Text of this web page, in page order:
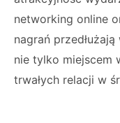
networking online
nagrań
nie tylko miejscem
trwałych relacji w